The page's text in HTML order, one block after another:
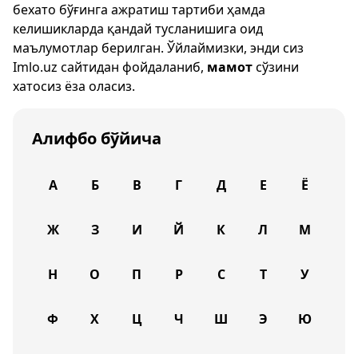
бехато бўғинга ажратиш тартиби ҳамда
келишикларда қандай тусланишига оид
маълумотлар берилган. Ўйлаймизки, энди сиз
Imlo.uz сайтидан фойдаланиб, мамотсўзини
хатосиз ёза оласиз.
Алифбо бўйича
А Б В Г Д Е Ё
Ж З И Й К Л М
Н О П Р С Т У
Ф Х Ц Ч Ш Э Ю